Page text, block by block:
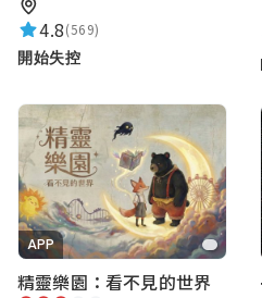
4.8(569)
開始失控
APP
精靈樂園：看不見的世界